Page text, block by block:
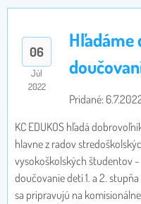
06
Júl
2022
Hľadáme
Pridané:
KC EDUKOS hľadá
hlavne z radov
vysokoškolských študentov -
doučovanie detí 1. a 2.
sa pripravujú na